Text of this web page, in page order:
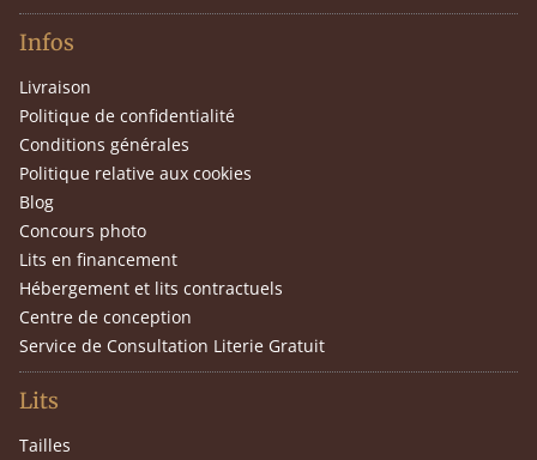
Infos
Livraison
Politique de confidentialité
Conditions générales
Politique relative aux cookies
Blog
Concours photo
Lits en financement
Hébergement et lits contractuels
Centre de conception
Service de Consultation Literie Gratuit
Lits
Tailles